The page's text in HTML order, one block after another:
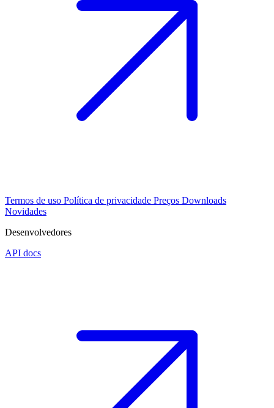
Termos de uso Política de privacidade Preços Downloads
Novidades
Desenvolvedores
API docs